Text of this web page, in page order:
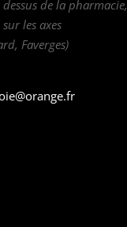
de la pharmacie,
les axes
Faverges)